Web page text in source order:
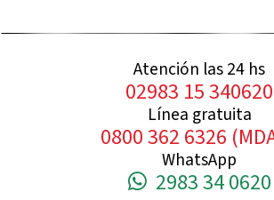
Atención las 24 hs
02983 15 340620
Línea gratuita
0800 362 6326
WhatsApp
2983 34 0620